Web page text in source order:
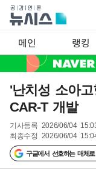
메인 랭킹
'난치성 소아
CAR-T 개발
기사등록 2026/06/04
최종수정 2026/06/04
구글에서 선호하는 매체